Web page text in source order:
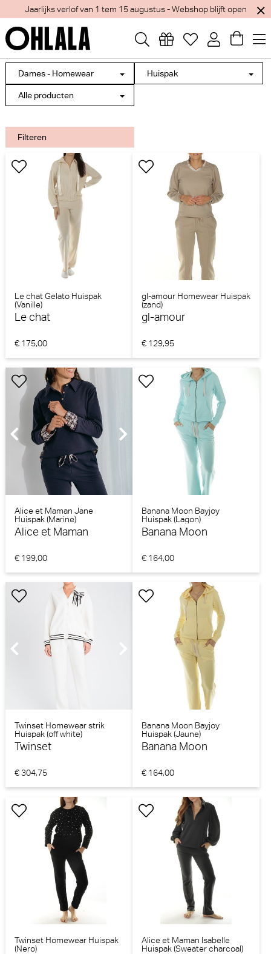
Jaarlijks verlof van 1 tem 15 augustus - Webshop blijft open
Dames - Homewear Huispak
Alle producten
Filteren
Le chat Gelato Huispak
(Vanille)
Le chat
€ 175,00
gl-amour Homewear Huispak
(zand)
gl-amour
€ 129,95
Alice et Maman Jane
Huispak (Marine)
Alice et Maman
€ 199,00
Banana Moon Bayjoy
Huispak (Lagon)
Banana Moon
€ 164,00
Twinset Homewear strik
Huispak (off white)
Twinset
€ 304,75
Banana Moon Bayjoy
Huispak (Jaune)
Banana Moon
€ 164,00
Twinset Homewear Huispak
(Nero)
Alice et Maman Isabelle
Huispak (Sweater charcoal)